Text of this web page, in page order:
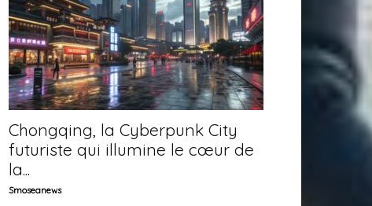
Chongqing, la Cyberpunk City
futuriste qui illumine le cœur de
la...
Smoseanews